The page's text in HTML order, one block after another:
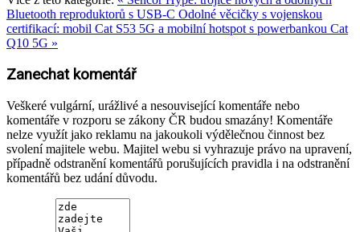
Bluetooth reproduktorů s USB-C Odolné věcičky s vojenskou
certifikací: mobil Cat S53 5G a mobilní hotspot s powerbankou Cat
Q10 5G »
Zanechat komentář
Veškeré vulgární, urážlivé a nesouvisející komentáře nebo
komentáře v rozporu se zákony ČR budou smazány! Komentáře
nelze využít jako reklamu na jakoukoli výdělečnou činnost bez
svolení majitele webu. Majitel webu si vyhrazuje právo na upravení,
případně odstranění komentářů porušujících pravidla i na odstranění
komentářů bez udání důvodu.